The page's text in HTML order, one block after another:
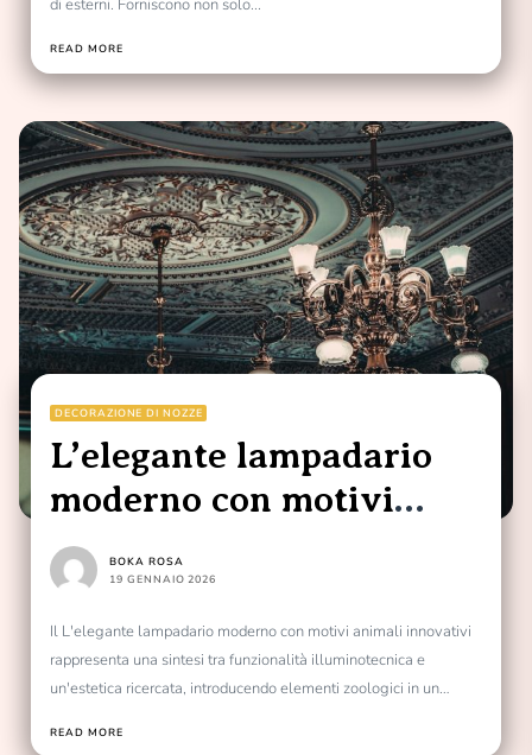
di esterni. Forniscono non solo...
READ MORE
DECORAZIONE DI NOZZE
L’elegante lampadario
moderno con motivi
animali innovativi
BOKA ROSA
19 GENNAIO 2026
Il L'elegante lampadario moderno con motivi animali innovativi
rappresenta una sintesi tra funzionalità illuminotecnica e
un'estetica ricercata, introducendo elementi zoologici in un
READ MORE